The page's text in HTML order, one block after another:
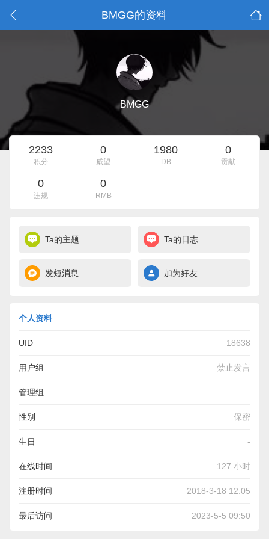
BMGG的资料
BMGG
2233
积分
0
威望
1980
DB
0
贡献
0
违规
0
RMB
Ta的主题 Ta的日志
发短消息 加为好友
个人资料
UID 18638
用户组 禁止发言
管理组
性别 保密
生日 -
在线时间 127 小时
注册时间 2018-3-18 12:05
最后访问 2023-5-5 09:50